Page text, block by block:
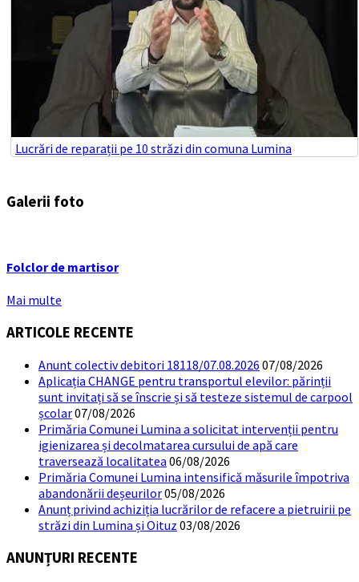
Lucrări de reparații pe 10 străzi din comuna Lumina
Galerii foto
Folclor de martisor
Mai multe
ARTICOLE RECENTE
Anunt colectiv debitori 18118/07.08.2026 07/08/2026
Aplicația CHANGE pentru transportul elevilor: părinții
sunt invitați să se înscrie și să testeze sistemul de carpool
școlar07/08/2026
Primăria Comunei Lumina a solicitat intervenții pentru
igienizarea și decolmatarea cursului de apă care
traversează localitatea 06/08/2026
Primăria Comunei Lumina intensifică măsurile împotriva
abandonării deșeurilor05/08/2026
Anunț privind achiziția lucrărilor de refacere a pietruirii pe
străzi din Lumina și Oituz 03/08/2026
ANUNȚURI RECENTE